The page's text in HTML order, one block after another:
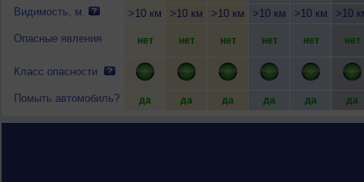
Видимость, м
Опасные явления
Класс опасности
Помыть автомобиль?
>10 км
нет
да
>10 км
нет
да
>10 км
нет
да
>10 км
нет
да
>10 км
нет
да
>10
нет
да